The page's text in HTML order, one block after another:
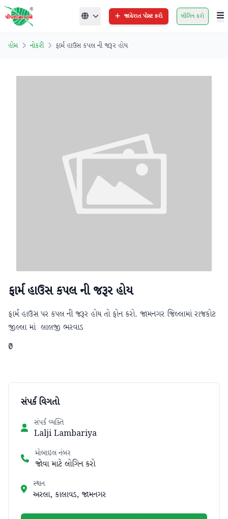
જાહેરાત પોસ્ટ કરો લૉગિન કરો
હોમ નોકરી ફાર્મ હાઉસ કપલ ની જરૂર હોય
ફાર્મ હાઉસ કપલ ની જરૂર હોય
ફાર્મ હાઉસ પર કપલ ની જરૂર હોય તો ફોન કરો. જામનગર જિલ્લામાં રાજકોટ
જીલ્લા માં  લાલજી ભરવાડ
₹0
સંપર્ક વિગતો
સંપર્ક વ્યક્તિ
Lalji Lambariya
મોબાઇલ નંબર
જોવા માટે લોગિન કરો
સ્થાન
અરલા, કાલાવડ, જામનગર